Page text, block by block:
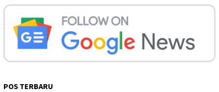
POS TERBARU